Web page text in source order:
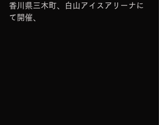
香川県三木町、白山アイスアリーナに
て開催、